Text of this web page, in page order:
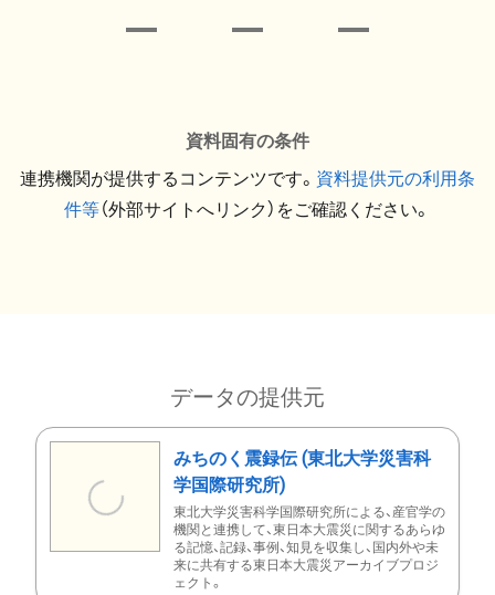
資料固有の条件
連携機関が提供するコンテンツです。 資料提供元の利用条
件等（外部サイトへリンク）をご確認ください。
データの提供元
みちのく震録伝 (東北大学災害科
学国際研究所)
東北大学災害科学国際研究所による、産官学の
機関と連携して、東日本大震災に関するあらゆ
る記憶、記録、事例、知見を収集し、国内外や未
来に共有する東日本大震災アーカイブプロジ
ェクト。